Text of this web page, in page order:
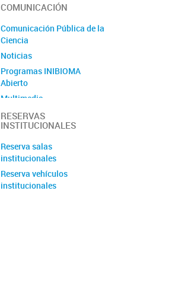
COMUNICACIÓN
Comunicación Pública de la
Ciencia
Noticias
Programas INIBIOMA
Abierto
Multimedia
Proyecto Lagartija
Endémica del Bajo de Añelo
Proyecto Ciencia
Ciudadana: Cómo construir
un jardín amigable con la
naturaleza
RESERVAS
INSTITUCIONALES
Reserva salas
institucionales
Reserva vehículos
institucionales